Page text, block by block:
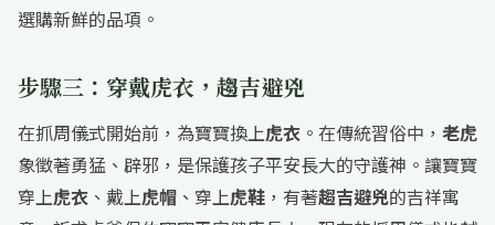
選購新鮮的品項。
步驟三：穿戴虎衣，趨吉避兇
在抓周儀式開始前，為寶寶換上虎衣 。在傳統習俗中， 老虎
象徵著勇猛、辟邪，是保護孩子平安長大的守護神。讓寶寶
穿上虎衣 、戴上虎帽 、穿上虎鞋 ，有著趨吉避兇的吉祥寓